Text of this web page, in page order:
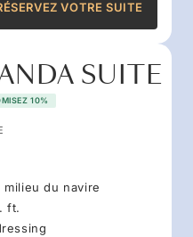
VOTRE SUITE
SUITE
10%
milieu du navire
ft.